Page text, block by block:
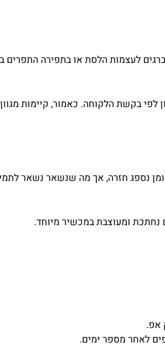
לעצמות הלסת או בתפירה התפרים
בקשת הלקוחה. כאמור, קיימות
נספג חזרה, אך מה שנשאר נשאר
ומעוצבת במכשיר מיוחד.
אפ.
לאחר מספר ימים.